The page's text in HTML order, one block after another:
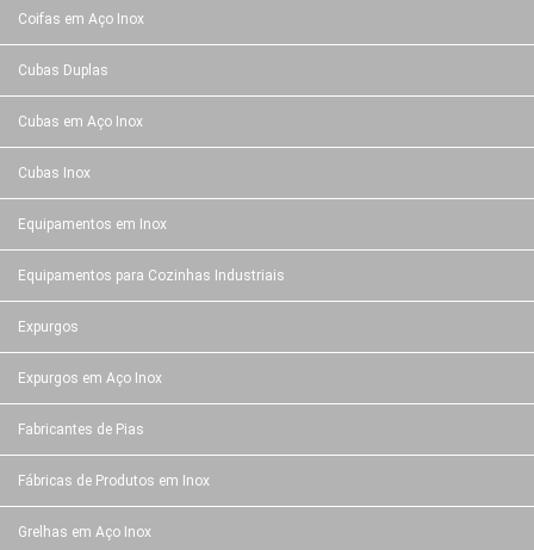
Coifas em Aço Inox
Cubas Duplas
Cubas em Aço Inox
Cubas Inox
Equipamentos em Inox
Equipamentos para Cozinhas Industriais
Expurgos
Expurgos em Aço Inox
Fabricantes de Pias
Fábricas de Produtos em Inox
Grelhas em Aço Inox